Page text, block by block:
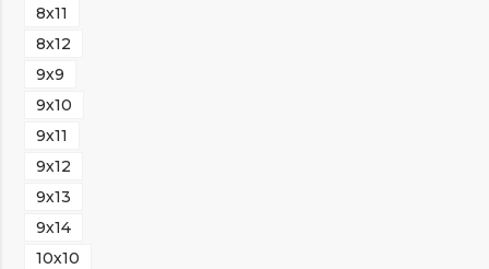
8х11
8х12
9х9
9х10
9х11
9х12
9х13
9х14
10х10